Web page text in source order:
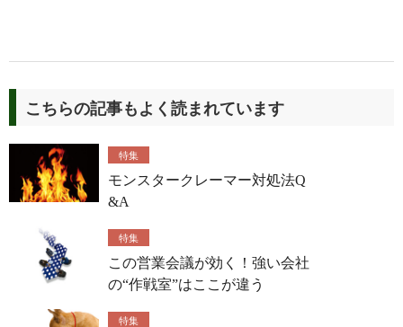
こちらの記事もよく読まれています
特集
モンスタークレーマー対処法Q
&A
特集
この営業会議が効く！強い会社
の“作戦室”はここが違う
特集